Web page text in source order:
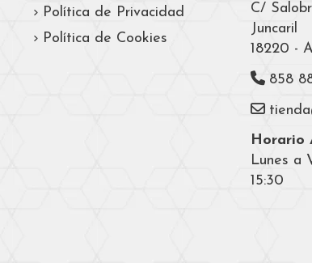
Política de Privacidad
Política de Cookies
C/
Juncaril
18220 -
858
Horario
Lunes a
15:30